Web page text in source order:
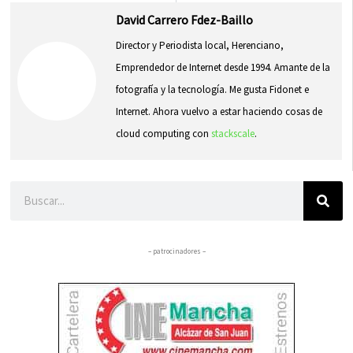
David Carrero Fdez-Baillo
Director y Periodista local, Herenciano,
Emprendedor de Internet desde 1994. Amante de la
fotografía y la tecnología. Me gusta Fidonet e
Internet. Ahora vuelvo a estar haciendo cosas de
cloud computing con stackscale.
– patrocinadores –